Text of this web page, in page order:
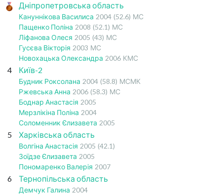
Дніпропетровська область
Кануннікова Василиса 2004 (52.6) МС
Пащенко Поліна 2008 (52.1) МС
Ліфанова Олеся 2005 (43) МС
Гусєва Вікторія 2003 МС
Новохацька Олександра 2006 КМС
4 Київ-2
Будник Роксолана 2004 (58.8) МСМК
Ржевська Анна 2006 (58.3) МС
Боднар Анастасія 2005
Мерзлікіна Поліна 2004
Соломенник Єлизавета 2005
5 Харківська область
Волгіна Анастасія 2005 (42.1)
Зоїдзе Єлизавета 2005
Пономаренко Валерія 2007
6 Тернопільська область
Демчук Галина 2004